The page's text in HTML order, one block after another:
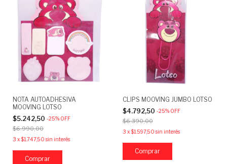
NOTA AUTOADHESIVA
MOOVING LOTSO
$5.242,50 -25% OFF
$6.990,00
3 x$1.747,50 sin interés
CLIPS MOOVING JUMBO LOTSO
$4.792,50 -25% OFF
$6.390,00
3 x$1.597,50 sin interés